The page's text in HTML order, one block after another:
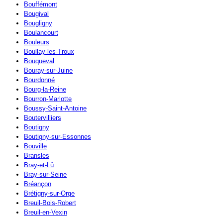
Bouffémont
Bougival
Bougligny
Boulancourt
Bouleurs
Boullay-les-Troux
Bouqueval
Bouray-sur-Juine
Bourdonné
Bourg-la-Reine
Bourron-Marlotte
Boussy-Saint-Antoine
Boutervilliers
Boutigny
Boutigny-sur-Essonnes
Bouville
Bransles
Bray-et-Lû
Bray-sur-Seine
Bréançon
Brétigny-sur-Orge
Breuil-Bois-Robert
Breuil-en-Vexin